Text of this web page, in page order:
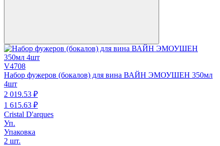
V4708
Набор фужеров (бокалов) для вина ВАЙН ЭМОУШЕН 350мл
4шт
2 019.53 ₽
1 615.63 ₽
Cristal D'arques
Уп.
Упаковка
2 шт.